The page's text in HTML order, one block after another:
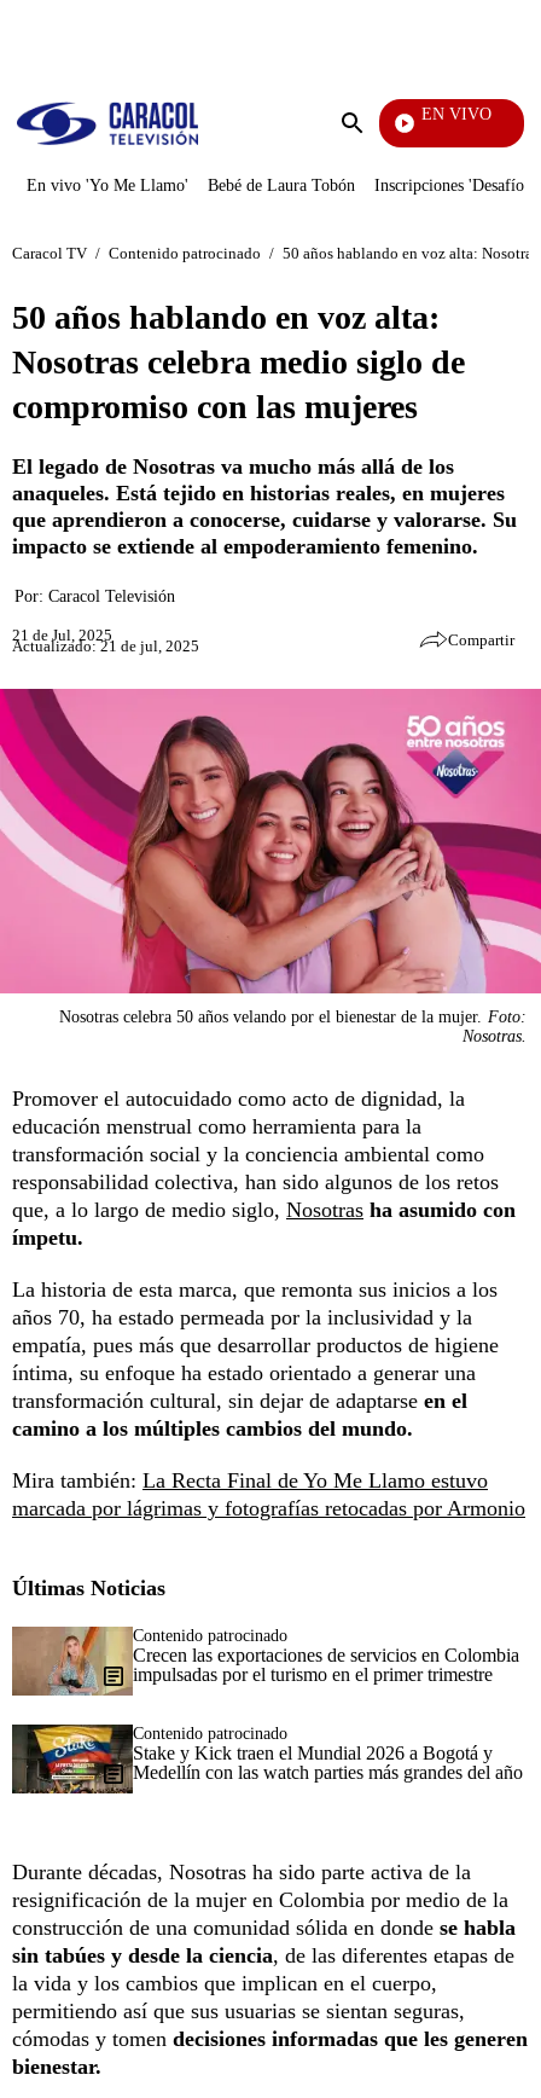
Enviar
EN VIVO
Sábados Felices
En vivo 'Yo Me Llamo' Bebé de Laura Tobón Inscripciones 'Desafío'
Caracol TV / Contenido patrocinado / 50 años hablando en voz alta:
50 años hablando en voz alta:
Nosotras celebra medio siglo de
compromiso con las mujeres
El legado de Nosotras va mucho más allá de los
anaqueles. Está tejido en historias reales, en mujeres
que aprendieron a conocerse, cuidarse y valorarse. Su
impacto se extiende al empoderamiento femenino.
Por: Caracol Televisión
21 de Jul, 2025
Actualizado: 21 de jul, 2025 Compartir
Nosotras celebra 50 años velando por el bienestar de la mujer. Foto:
Nosotras.
Promover el autocuidado como acto de dignidad, la
educación menstrual como herramienta para la
transformación social y la conciencia ambiental como
responsabilidad colectiva, han sido algunos de los retos
que, a lo largo de medio siglo, Nosotras ha asumido con
ímpetu.
La historia de esta marca, que remonta sus inicios a los
años 70, ha estado permeada por la inclusividad y la
empatía, pues más que desarrollar productos de higiene
íntima, su enfoque ha estado orientado a generar una
transformación cultural, sin dejar de adaptarse en el
camino a los múltiples cambios del mundo.
Mira también: La Recta Final de Yo Me Llamo estuvo
marcada por lágrimas y fotografías retocadas por Armonio
Últimas Noticias
Contenido patrocinado
Crecen las exportaciones de servicios en Colombia
impulsadas por el turismo en el primer trimestre
Contenido patrocinado
Stake y Kick traen el Mundial 2026 a Bogotá y
Medellín con las watch parties más grandes del año
Durante décadas, Nosotras ha sido parte activa de la
resignificación de la mujer en Colombia por medio de la
construcción de una comunidad sólida en donde se habla
sin tabúes y desde la ciencia, de las diferentes etapas de
la vida y los cambios que implican en el cuerpo,
permitiendo así que sus usuarias se sientan seguras,
cómodas y tomen decisiones informadas que les generen
bienestar.